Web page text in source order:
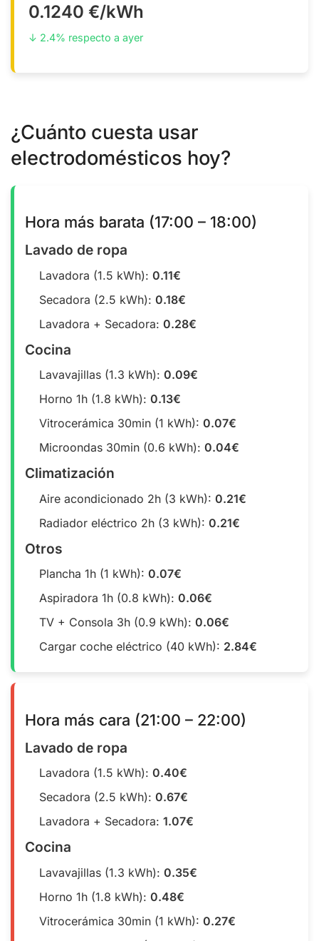
0.1240 €/kWh
↓ 2.4% respecto a ayer
¿Cuánto cuesta usar
electrodomésticos hoy?
Hora más barata (17:00 – 18:00)
Lavado de ropa
Lavadora (1.5 kWh): 0.11€
Secadora (2.5 kWh): 0.18€
Lavadora + Secadora: 0.28€
Cocina
Lavavajillas (1.3 kWh): 0.09€
Horno 1h (1.8 kWh): 0.13€
Vitrocerámica 30min (1 kWh): 0.07€
Microondas 30min (0.6 kWh): 0.04€
Climatización
Aire acondicionado 2h (3 kWh): 0.21€
Radiador eléctrico 2h (3 kWh): 0.21€
Otros
Plancha 1h (1 kWh): 0.07€
Aspiradora 1h (0.8 kWh): 0.06€
TV + Consola 3h (0.9 kWh): 0.06€
Cargar coche eléctrico (40 kWh): 2.84€
Hora más cara (21:00 – 22:00)
Lavado de ropa
Lavadora (1.5 kWh): 0.40€
Secadora (2.5 kWh): 0.67€
Lavadora + Secadora: 1.07€
Cocina
Lavavajillas (1.3 kWh): 0.35€
Horno 1h (1.8 kWh): 0.48€
Vitrocerámica 30min (1 kWh): 0.27€